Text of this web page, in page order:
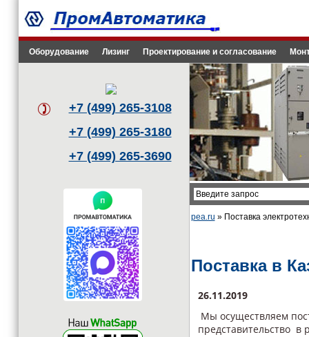
Оборудование Лизинг Проектирование и согласование
+7 (499) 265-3108
+7 (499) 265-3180
+7 (499) 265-3690
pea.ru » Поставка
Поставка в
26.11.2019
Мы осуществляем
представительство в